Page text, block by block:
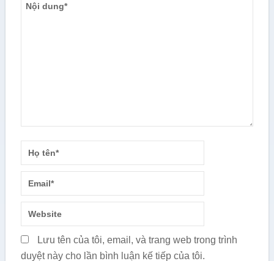
Lưu tên của tôi, email, và trang web trong trình
duyệt này cho lần bình luận kế tiếp của tôi.